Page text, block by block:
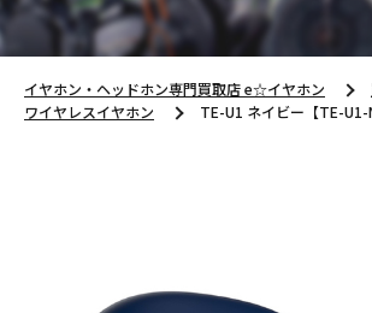
イヤホン・ヘッドホン専門買取店 e☆イヤホン
ワイヤレスイヤホン
TE-U1 ネイビー【TE-U1-